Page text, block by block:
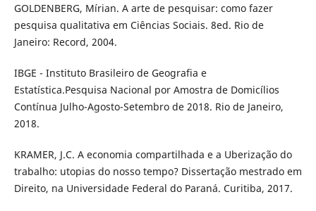
GOLDENBERG, Mírian. A arte de pesquisar: como fazer
pesquisa qualitativa em Ciências Sociais. 8ed. Rio de
Janeiro: Record, 2004.
IBGE - Instituto Brasileiro de Geografia e
Estatística.Pesquisa Nacional por Amostra de Domicílios
Contínua Julho-Agosto-Setembro de 2018. Rio de Janeiro,
2018.
KRAMER, J.C. A economia compartilhada e a Uberização do
trabalho: utopias do nosso tempo? Dissertação mestrado em
Direito, na Universidade Federal do Paraná. Curitiba, 2017.